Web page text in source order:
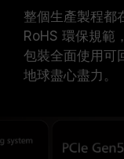
整個生產製程都
RoHS 環保規範，
包裝全面使用可
地球盡心盡力。